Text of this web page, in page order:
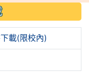
載(限校內)